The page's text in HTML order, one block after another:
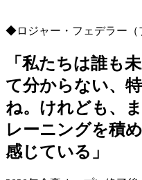
◆ロジャー・フェデラー（
「私たちは誰も
て分からない、
ね。けれども、
レーニングを積
感じている」